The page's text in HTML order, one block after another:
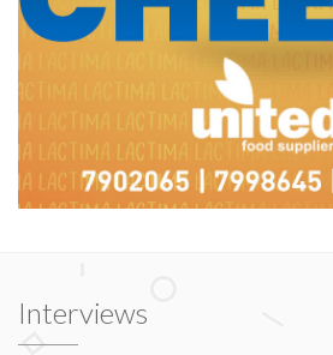
Interviews